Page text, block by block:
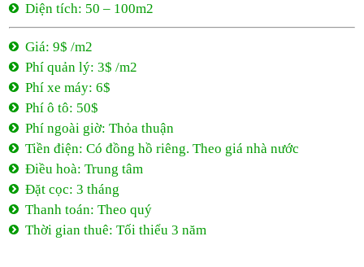
Diện tích: 50 – 100m2
Giá: 9$ /m2
Phí quản lý: 3$ /m2
Phí xe máy: 6$
Phí ô tô: 50$
Phí ngoài giờ: Thỏa thuận
Tiền điện: Có đồng hồ riêng. Theo giá nhà nước
Điều hoà: Trung tâm
Đặt cọc: 3 tháng
Thanh toán: Theo quý
Thời gian thuê: Tối thiểu 3 năm